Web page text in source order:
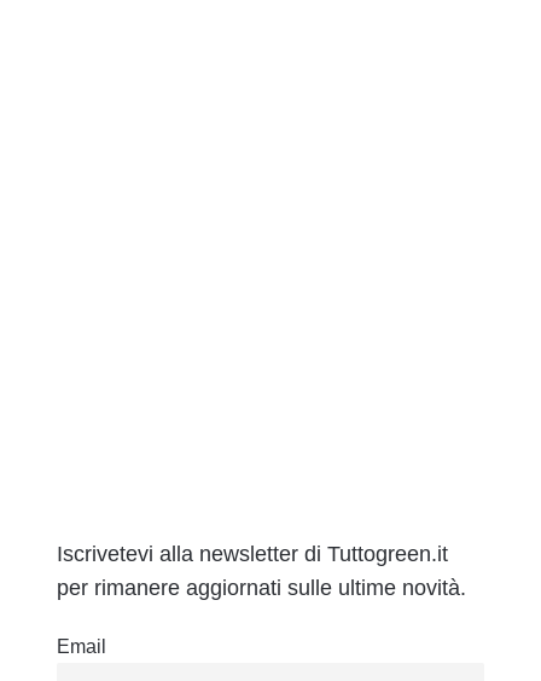
Iscrivetevi alla newsletter di Tuttogreen.it
per rimanere aggiornati sulle ultime novità.
Email